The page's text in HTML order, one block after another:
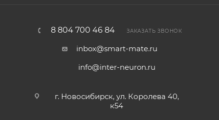
8 804 700 46 84 ЗАКАЗАТЬ ЗВОНОК
inbox@smart-mate.ru
info@inter-neuron.ru
г. Новосибирск, ул. Королева 40,
к54